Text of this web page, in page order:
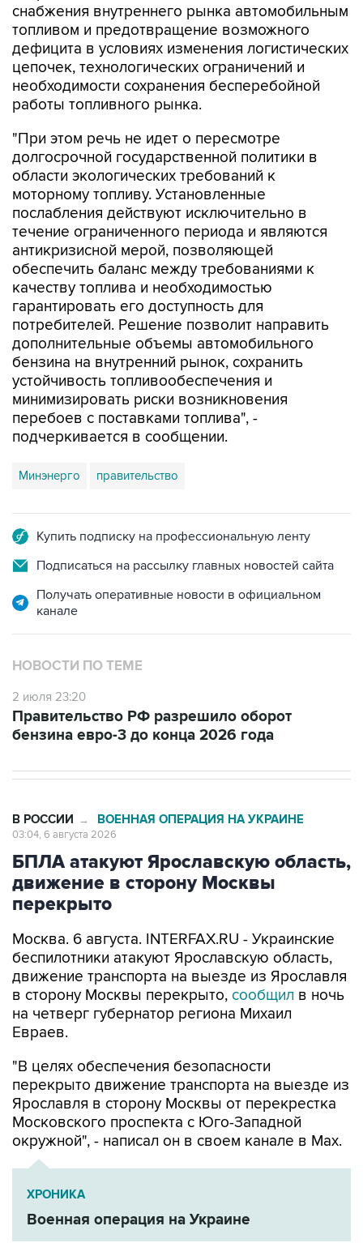
снабжения внутреннего рынка автомобильным
топливом и предотвращение возможного
дефицита в условиях изменения логистических
цепочек, технологических ограничений и
необходимости сохранения бесперебойной
работы топливного рынка.
"При этом речь не идет о пересмотре
долгосрочной государственной политики в
области экологических требований к
моторному топливу. Установленные
послабления действуют исключительно в
течение ограниченного периода и являются
антикризисной мерой, позволяющей
обеспечить баланс между требованиями к
качеству топлива и необходимостью
гарантировать его доступность для
потребителей. Решение позволит направить
дополнительные объемы автомобильного
бензина на внутренний рынок, сохранить
устойчивость топливообеспечения и
минимизировать риски возникновения
перебоев с поставками топлива", -
подчеркивается в сообщении.
Минэнерго правительство
Купить подписку на профессиональную ленту
Подписаться на рассылку главных новостей сайта
Получать оперативные новости в официальном
канале
НОВОСТИ ПО ТЕМЕ
2 июля 23:20
Правительство РФ разрешило оборот
бензина евро-3 до конца 2026 года
В РОССИИ → ВОЕННАЯ ОПЕРАЦИЯ НА УКРАИНЕ
03:04, 6 августа 2026
БПЛА атакуют Ярославскую область,
движение в сторону Москвы
перекрыто
Москва. 6 августа. INTERFAX.RU - Украинские
беспилотники атакуют Ярославскую область,
движение транспорта на выезде из Ярославля
в сторону Москвы перекрыто, сообщил в ночь
на четверг губернатор региона Михаил
Евраев.
"В целях обеспечения безопасности
перекрыто движение транспорта на выезде из
Ярославля в сторону Москвы от перекрестка
Московского проспекта с Юго-Западной
окружной", - написал он в своем канале в Мах.
ХРОНИКА
Военная операция на Украине